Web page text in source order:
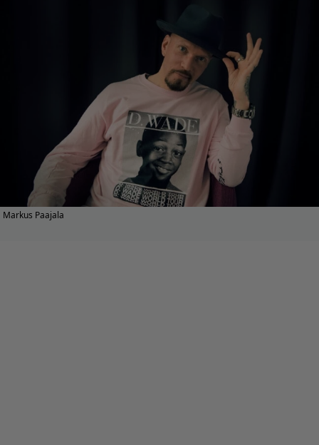
Markus Paajala